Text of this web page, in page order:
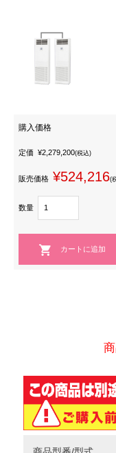
購入価格
定価 ¥2,279,200(税込)
販売価格 ¥524,216(
数量